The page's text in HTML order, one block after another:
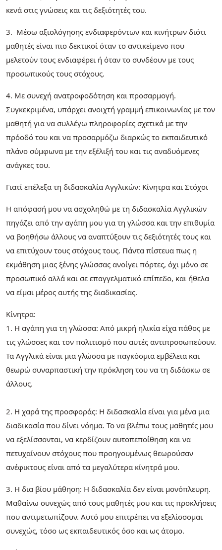
κενά στις γνώσεις και τις δεξιότητές του.
3. Μέσω αξιολόγησης ενδιαφερόντων και κινήτρων διότι
μαθητές είναι πιο δεκτικοί όταν το αντικείμενο που
μελετούν τους ενδιαφέρει ή όταν το συνδέουν με τους
προσωπικούς τους στόχους.
4. Με συνεχή ανατροφοδότηση και προσαρμογή.
Συγκεκριμένα, υπάρχει ανοιχτή γραμμή επικοινωνίας με τον
μαθητή για να συλλέγω πληροφορίες σχετικά με την
πρόοδό του και να προσαρμόζω διαρκώς το εκπαιδευτικό
πλάνο σύμφωνα με την εξέλιξή του και τις αναδυόμενες
ανάγκες του.
Γιατί επέλεξα τη διδασκαλία Αγγλικών: Κίνητρα και Στόχοι
Η απόφασή μου να ασχοληθώ με τη διδασκαλία Αγγλικών
πηγάζει από την αγάπη μου για τη γλώσσα και την επιθυμία
να βοηθήσω άλλους να αναπτύξουν τις δεξιότητές τους και
να επιτύχουν τους στόχους τους. Πάντα πίστευα πως η
εκμάθηση μιας ξένης γλώσσας ανοίγει πόρτες, όχι μόνο σε
προσωπικό αλλά και σε επαγγελματικό επίπεδο, και ήθελα
να είμαι μέρος αυτής της διαδικασίας.
Κίνητρα:
1. Η αγάπη για τη γλώσσα: Από μικρή ηλικία είχα πάθος με
τις γλώσσες και τον πολιτισμό που αυτές αντιπροσωπεύουν.
Τα Αγγλικά είναι μια γλώσσα με παγκόσμια εμβέλεια και
θεωρώ συναρπαστική την πρόκληση του να τη διδάσκω σε
άλλους.
2. Η χαρά της προσφοράς: Η διδασκαλία είναι για μένα μια
διαδικασία που δίνει νόημα. Το να βλέπω τους μαθητές μου
να εξελίσσονται, να κερδίζουν αυτοπεποίθηση και να
πετυχαίνουν στόχους που προηγουμένως θεωρούσαν
ανέφικτους είναι από τα μεγαλύτερα κίνητρά μου.
3. Η δια βίου μάθηση: Η διδασκαλία δεν είναι μονόπλευρη.
Μαθαίνω συνεχώς από τους μαθητές μου και τις προκλήσεις
που αντιμετωπίζουν. Αυτό μου επιτρέπει να εξελίσσομαι
συνεχώς, τόσο ως εκπαιδευτικός όσο και ως άτομο.